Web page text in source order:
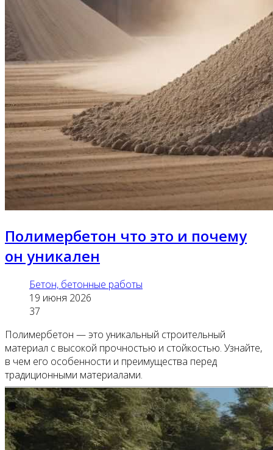
Полимербетон что это и почему
он уникален
Бетон, бетонные работы
19 июня 2026
37
Полимербетон — это уникальный строительный
материал с высокой прочностью и стойкостью. Узнайте,
в чем его особенности и преимущества перед
традиционными материалами.